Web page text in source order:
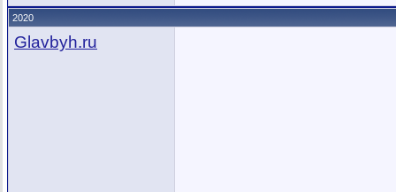
2020
Glavbyh.ru